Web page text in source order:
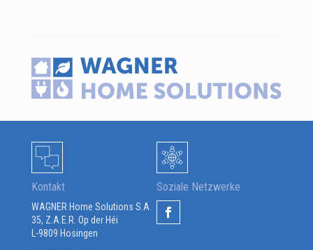
Kontakt
WAGNER Home Solutions S.A.
35, Z.A.E.R. Op der Héi
L-9809 Hosingen
Soziale Netzwerke